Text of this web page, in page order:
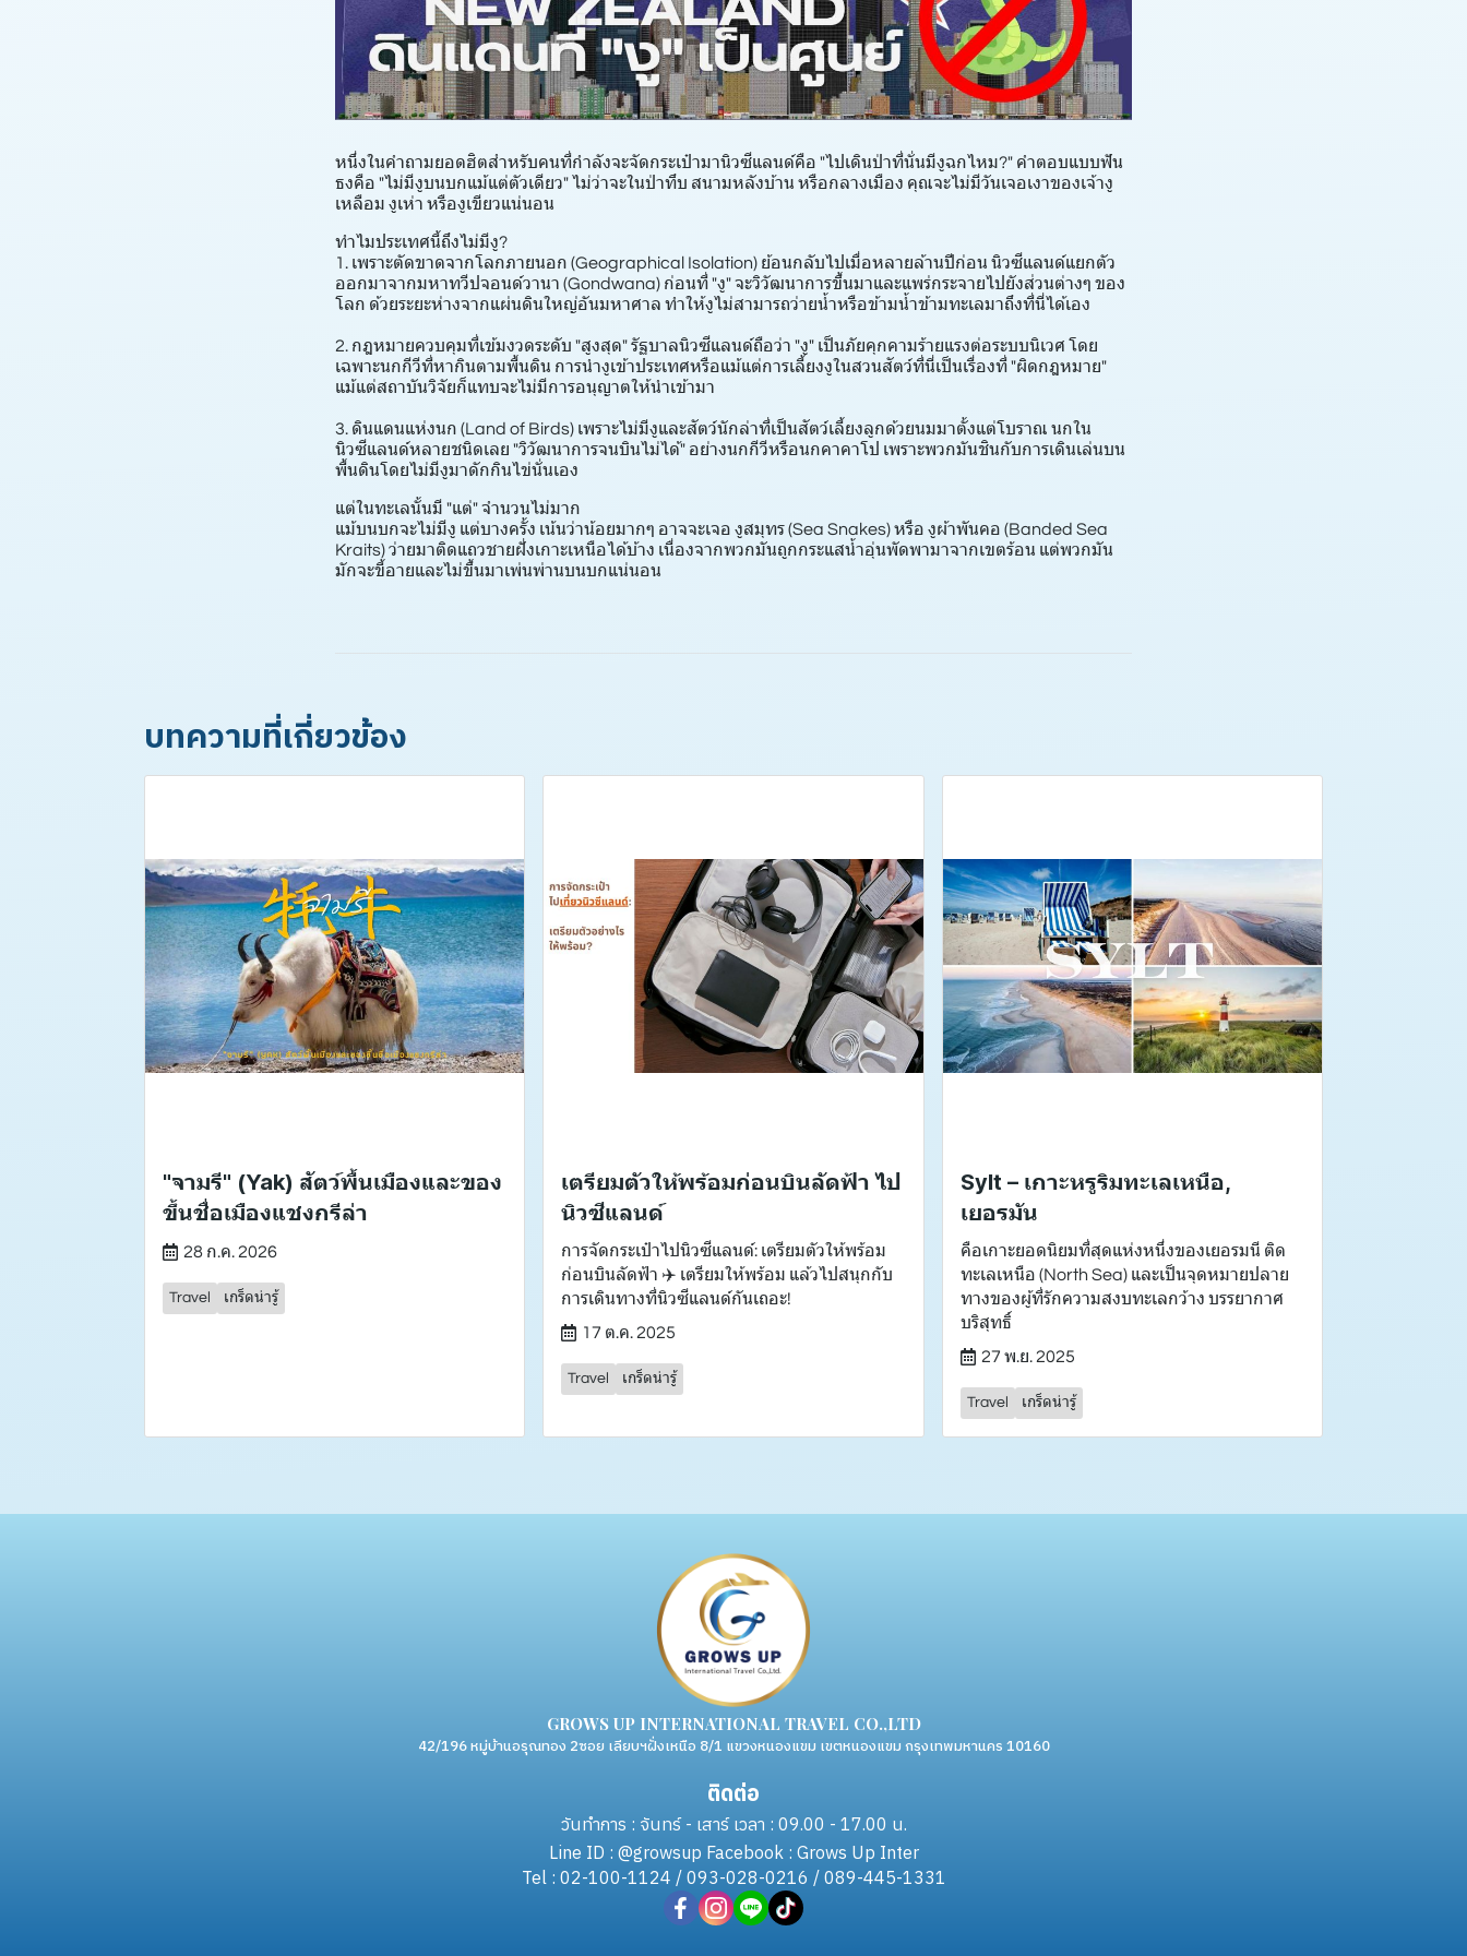
หนึ่งในคำถามยอดฮิตสำหรับคนที่กำลังจะจัดกระเป๋ามานิวซีแลนด์คือ "ไปเดินป่าที่นั่นมีงูฉกไหม?" คำตอบแบบฟัน
ธงคือ "ไม่มีงูบนบกแม้แต่ตัวเดียว" ไม่ว่าจะในป่าทึบ สนามหลังบ้าน หรือกลางเมือง คุณจะไม่มีวันเจอเงาของเจ้างู
เหลือม งูเห่า หรืองูเขียวแน่นอน
ทำไมประเทศนี้ถึงไม่มีงู?
1. เพราะตัดขาดจากโลกภายนอก (Geographical Isolation) ย้อนกลับไปเมื่อหลายล้านปีก่อน นิวซีแลนด์แยกตัว
ออกมาจากมหาทวีปจอนด์วานา (Gondwana) ก่อนที่ "งู" จะวิวัฒนาการขึ้นมาและแพร่กระจายไปยังส่วนต่างๆ ของ
โลก ด้วยระยะห่างจากแผ่นดินใหญ่อันมหาศาล ทำให้งูไม่สามารถว่ายน้ำหรือข้ามน้ำข้ามทะเลมาถึงที่นี่ได้เอง
2. กฎหมายควบคุมที่เข้มงวดระดับ "สูงสุด" รัฐบาลนิวซีแลนด์ถือว่า "งู" เป็นภัยคุกคามร้ายแรงต่อระบบนิเวศ โดย
เฉพาะนกกีวีที่หากินตามพื้นดิน การนำงูเข้าประเทศหรือแม้แต่การเลี้ยงงูในสวนสัตว์ที่นี่เป็นเรื่องที่ "ผิดกฎหมาย"
แม้แต่สถาบันวิจัยก็แทบจะไม่มีการอนุญาตให้นำเข้ามา
3. ดินแดนแห่งนก (Land of Birds) เพราะไม่มีงูและสัตว์นักล่าที่เป็นสัตว์เลี้ยงลูกด้วยนมมาตั้งแต่โบราณ นกใน
นิวซีแลนด์หลายชนิดเลย "วิวัฒนาการจนบินไม่ได้" อย่างนกกีวีหรือนกคาคาโป เพราะพวกมันชินกับการเดินเล่นบน
พื้นดินโดยไม่มีงูมาดักกินไข่นั่นเอง
แต่ในทะเลนั้นมี "แต่" จำนวนไม่มาก
แม้บนบกจะไม่มีงู แต่บางครั้ง เน้นว่าน้อยมากๆ อาจจะเจอ งูสมุทร (Sea Snakes) หรือ งูผ้าพันคอ (Banded Sea
Kraits) ว่ายมาติดแถวชายฝั่งเกาะเหนือได้บ้าง เนื่องจากพวกมันถูกกระแสน้ำอุ่นพัดพามาจากเขตร้อน แต่พวกมัน
มักจะขี้อายและไม่ขึ้นมาเพ่นพ่านบนบกแน่นอน
บทความที่เกี่ยวข้อง
"จามรี" (Yak) สัตว์พื้นเมืองและของ
ขึ้นชื่อเมืองแชงกรีล่า
28 ก.ค. 2026
Travel เกร็ดน่ารู้
เตรียมตัวให้พร้อมก่อนบินลัดฟ้า ไป
นิวซีแลนด์
การจัดกระเป๋าไปนิวซีแลนด์: เตรียมตัวให้พร้อม
ก่อนบินลัดฟ้า ✈️ เตรียมให้พร้อม แล้วไปสนุกกับ
การเดินทางที่นิวซีแลนด์กันเถอะ!
17 ต.ค. 2025
Travel เกร็ดน่ารู้
Sylt – เกาะหรูริมทะเลเหนือ,
เยอรมัน
คือเกาะยอดนิยมที่สุดแห่งหนึ่งของเยอรมนี ติด
ทะเลเหนือ (North Sea) และเป็นจุดหมายปลาย
ทางของผู้ที่รักความสงบทะเลกว้าง บรรยากาศ
บริสุทธิ์
27 พ.ย. 2025
Travel เกร็ดน่ารู้
GROWS UP INTERNATIONAL TRAVEL CO.,LTD
42/196 หมู่บ้านอรุณทอง 2ซอย เลียบฯฝั่งเหนือ 8/1 แขวงหนองแขม เขตหนองแขม กรุงเทพมหานคร 10160
ติดต่อ
วันทำการ : จันทร์ - เสาร์ เวลา : 09.00 - 17.00 น.
Line ID : @growsup Facebook : Grows Up Inter
Tel : 02-100-1124 / 093-028-0216 / 089-445-1331